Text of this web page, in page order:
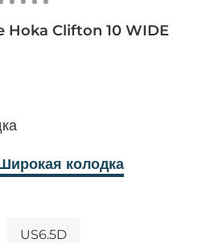
Hoka Clifton 10 WIDE
US6.5D
колодка